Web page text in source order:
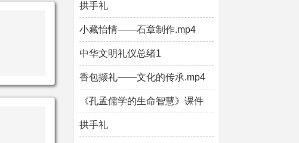
拱手礼
小藏怡情——石章制作.mp4
中华文明礼仪总绪1
香包撷礼——文化的传承.mp4
《孔孟儒学的生命智慧》课件
拱手礼